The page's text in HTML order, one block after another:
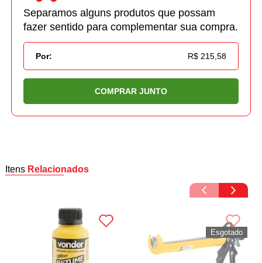
Separamos alguns produtos que possam
fazer sentido para complementar sua compra.
Por: R$ 215,58
COMPRAR JUNTO
Itens Relacionados